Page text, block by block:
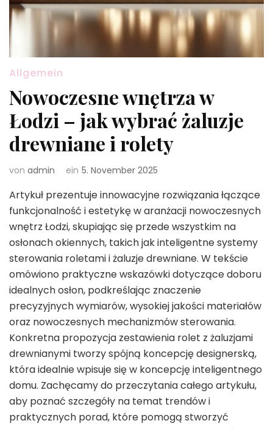
Allgemein
Nowoczesne wnętrza w
Łodzi – jak wybrać żaluzje
drewniane i rolety
von admin ein 5. November 2025
Artykuł prezentuje innowacyjne rozwiązania łączące
funkcjonalność i estetykę w aranżacji nowoczesnych
wnętrz Łodzi, skupiając się przede wszystkim na
osłonach okiennych, takich jak inteligentne systemy
sterowania roletami i żaluzje drewniane. W tekście
omówiono praktyczne wskazówki dotyczące doboru
idealnych osłon, podkreślając znaczenie
precyzyjnych wymiarów, wysokiej jakości materiałów
oraz nowoczesnych mechanizmów sterowania.
Konkretna propozycja zestawienia rolet z żaluzjami
drewnianymi tworzy spójną koncepcję designerską,
która idealnie wpisuje się w koncepcję inteligentnego
domu. Zachęcamy do przeczytania całego artykułu,
aby poznać szczegóły na temat trendów i
praktycznych porad, które pomogą stworzyć